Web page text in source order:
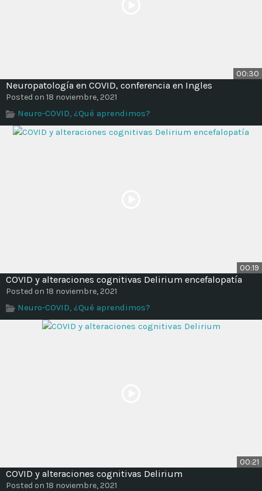
00:30
Neuropatología en COVID, conferencia en Ingles
Posted on 18 noviembre, 2021
Neuro-COVID, ¿Qué aprendimos?
00:19
COVID y alteraciones cognitivas Delirium encefalopatía
Posted on 18 noviembre, 2021
Neuro-COVID, ¿Qué aprendimos?
00:21
COVID y alteraciones cognitivas Delirium
Posted on 18 noviembre, 2021